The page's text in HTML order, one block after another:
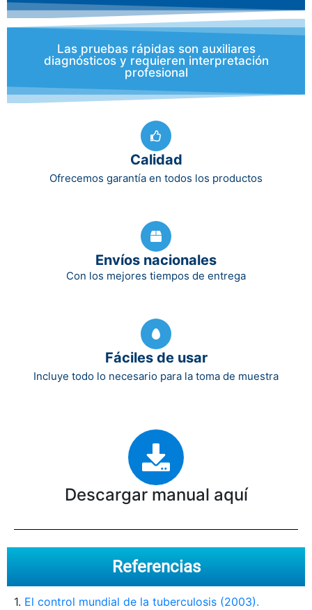
Las pruebas rápidas son auxiliares
diagnósticos y requieren interpretación
profesional
Calidad
Ofrecemos garantía en todos los productos
Envíos nacionales
Con los mejores tiempos de entrega
Fáciles de usar
Incluye todo lo necesario para la toma de muestra
Descargar manual aquí
Referencias
1. El control mundial de la tuberculosis (2003).